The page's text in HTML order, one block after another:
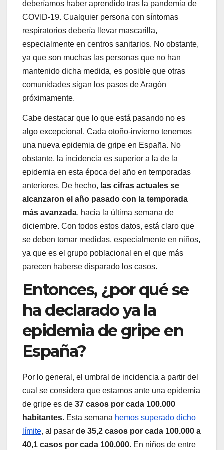
deberíamos haber aprendido tras la pandemia de
COVID-19. Cualquier persona con síntomas
respiratorios debería llevar mascarilla,
especialmente en centros sanitarios. No obstante,
ya que son muchas las personas que no han
mantenido dicha medida, es posible que otras
comunidades sigan los pasos de Aragón
próximamente.
Cabe destacar que lo que está pasando no es
algo excepcional. Cada otoño-invierno tenemos
una nueva epidemia de gripe en España. No
obstante, la incidencia es superior a la de la
epidemia en esta época del año en temporadas
anteriores. De hecho, las cifras actuales se
alcanzaron el año pasado con la temporada
más avanzada, hacia la última semana de
diciembre. Con todos estos datos, está claro que
se deben tomar medidas, especialmente en niños,
ya que es el grupo poblacional en el que más
parecen haberse disparado los casos.
Entonces, ¿por qué se
ha declarado ya la
epidemia de gripe en
España?
Por lo general, el umbral de incidencia a partir del
cual se considera que estamos ante una epidemia
de gripe es de 37 casos por cada 100.000
habitantes. Esta semana hemos superado dicho
límite, al pasar de 35,2 casos por cada 100.000 a
40,1 casos por cada 100.000. En niños de entre